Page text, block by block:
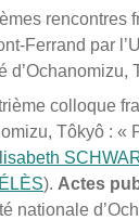
rencontres
Ferrand par
d’Ochanomizu,
colloque
Tôkyô : «
). Actes
nationale